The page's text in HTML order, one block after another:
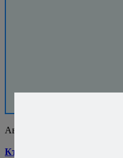
Автор:
Кто это такой?..